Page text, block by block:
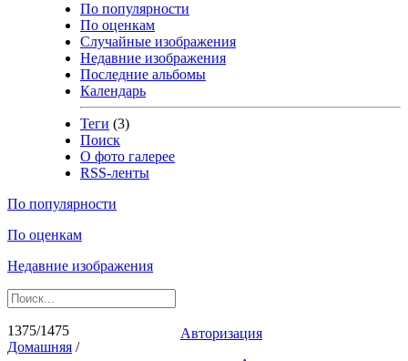
По популярности
По оценкам
Случайные изображения
Недавние изображения
Последние альбомы
Календарь
Теги (3)
Поиск
О фото галерее
RSS-ленты
По популярности
По оценкам
Недавние изображения
Авторизация
1375/1475
Домашняя /